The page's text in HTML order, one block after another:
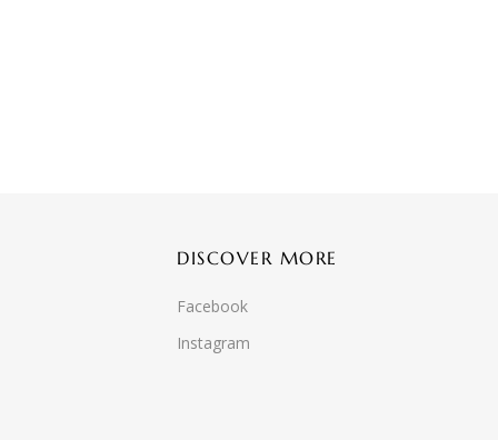
DISCOVER MORE
Facebook
Instagram